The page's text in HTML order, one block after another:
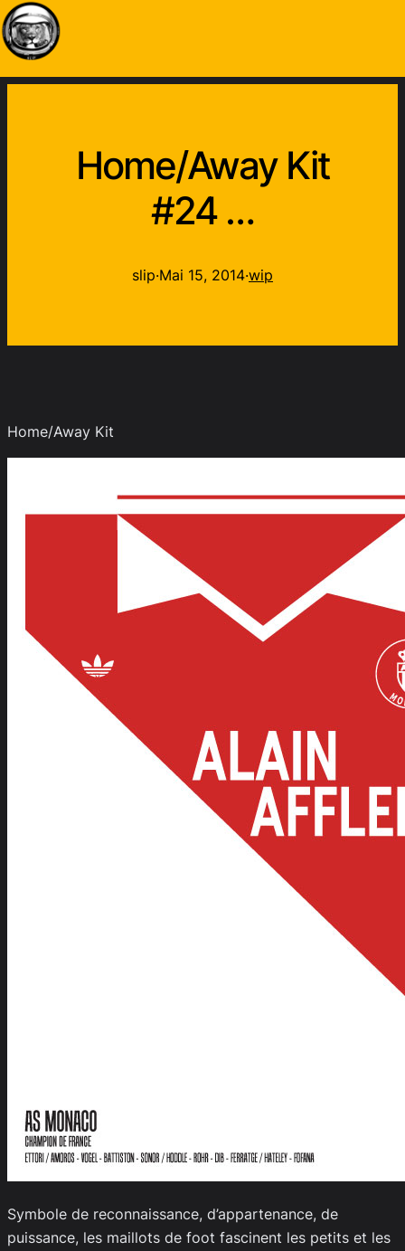
Home/Away Kit
#24 …
slip·Mai 15, 2014·wip
Home/Away Kit
Symbole de reconnaissance, d’appartenance, de
puissance, les maillots de foot fascinent les petits et les